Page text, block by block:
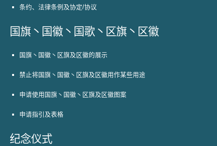
条约、法律条例及协定/协议
国旗丶国徽丶国歌丶区旗丶区徽
国旗丶国徽丶区旗及区徽的展示
禁止将国旗丶国徽丶区旗及区徽用作某些用途
申请使用国旗丶国徽丶区旗及区徽图案
申请指引及表格
纪念仪式